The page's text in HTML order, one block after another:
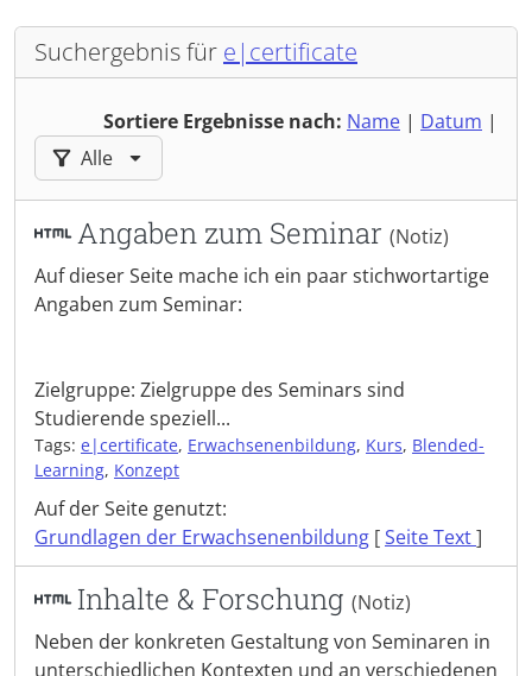
Suchergebnis für e|certificate
Sortiere Ergebnisse nach: Name | Datum |
Ergebnisse filtern nach:
Alle
Angaben zum Seminar (Notiz)
Auf dieser Seite mache ich ein paar stichwortartige
Angaben zum Seminar:
Zielgruppe: Zielgruppe des Seminars sind
Studierende speziell...
Tags: e|certificate, Erwachsenenbildung, Kurs, Blended-
Learning, Konzept
Auf der Seite genutzt:
Grundlagen der Erwachsenenbildung [Seite Text]
Inhalte & Forschung (Notiz)
Neben der konkreten Gestaltung von Seminaren in
unterschiedlichen Kontexten und an verschiedenen